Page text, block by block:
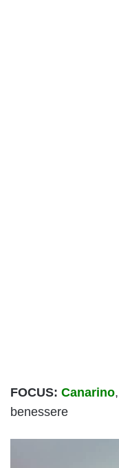
FOCUS: Canarino
benessere